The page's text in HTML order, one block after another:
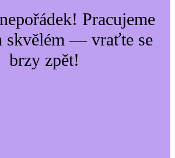
Pracujeme
skvělém — vraťte se
brzy zpět!